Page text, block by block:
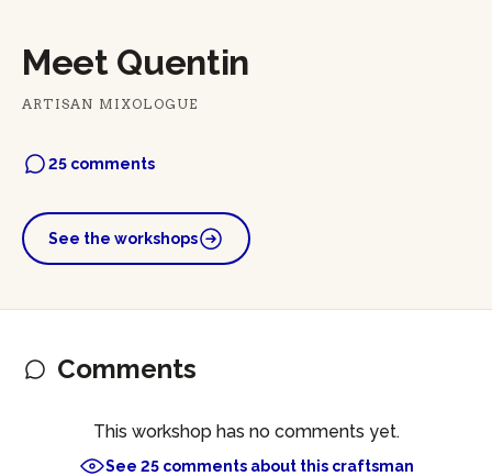
Meet Quentin
ARTISAN MIXOLOGUE
25 comments
See the workshops
Comments
This workshop has no comments yet.
See 25 comments about this craftsman